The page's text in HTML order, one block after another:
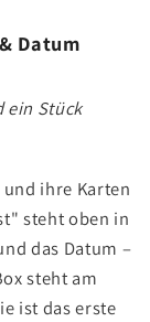
Datum
ein Stück
ihre Karten
steht oben in
das Datum –
steht am
ist das erste